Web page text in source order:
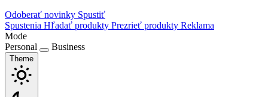
Odoberať novinky Spustiť
Spustenia Hľadať produkty Prezrieť produkty Reklama
Mode
Personal
Business
Theme